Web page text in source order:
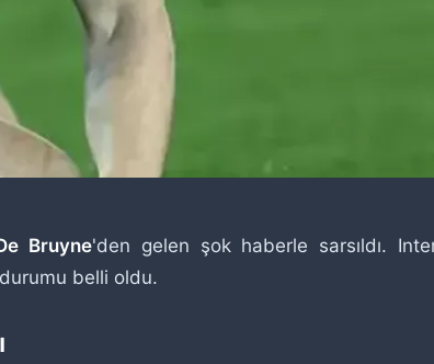
Bruyne'den gelen şok haberle sarsıldı.
belli oldu.